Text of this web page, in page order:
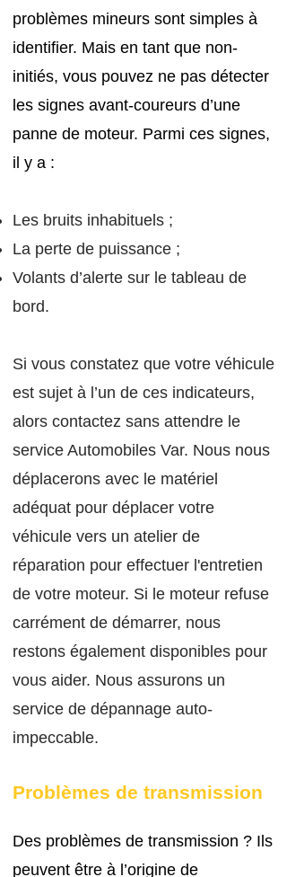
problèmes mineurs sont simples à
identifier. Mais en tant que non-
initiés, vous pouvez ne pas détecter
les signes avant-coureurs d’une
panne de moteur. Parmi ces signes,
il y a :
Les bruits inhabituels ;
La perte de puissance ;
Volants d’alerte sur le tableau de
bord.
Si vous constatez que votre véhicule
est sujet à l’un de ces indicateurs,
alors contactez sans attendre le
service Automobiles Var. Nous nous
déplacerons avec le matériel
adéquat pour déplacer votre
véhicule vers un atelier de
réparation pour effectuer l'entretien
de votre moteur. Si le moteur refuse
carrément de démarrer, nous
restons également disponibles pour
vous aider. Nous assurons un
service de dépannage auto-
impeccable.
Problèmes de transmission
Des problèmes de transmission ? Ils
peuvent être à l’origine de